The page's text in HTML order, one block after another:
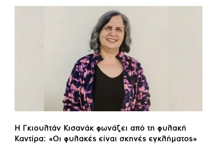
Η Γκιουλτάν Κισανάκ φωνάζει από τη φυλακή
Καντίρα: «Οι φυλακές είναι σκηνές εγκλήματος»